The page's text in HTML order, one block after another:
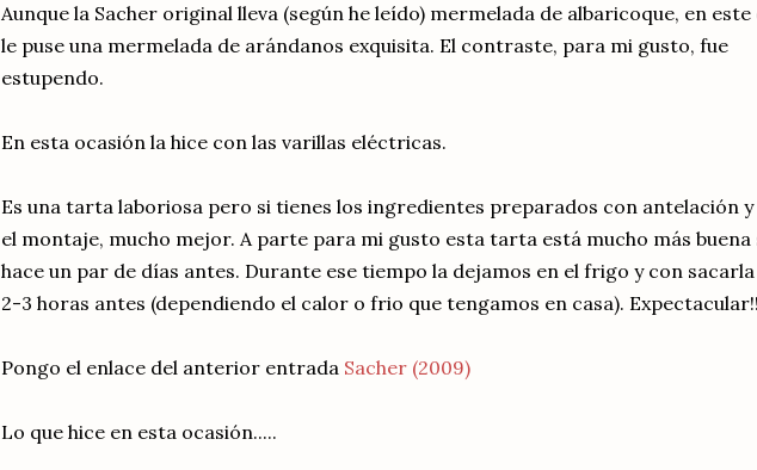
Aunque la Sacher original lleva (según he leído) mermelada de albaricoque, en este
le puse una mermelada de arándanos exquisita. El contraste, para mi gusto, fue
estupendo.
En esta ocasión la hice con las varillas eléctricas.
Es una tarta laboriosa pero si tienes los ingredientes preparados con antelación y
el montaje, mucho mejor. A parte para mi gusto esta tarta está mucho más buena
hace un par de días antes. Durante ese tiempo la dejamos en el frigo y con sacarla
2-3 horas antes (dependiendo el calor o frio que tengamos en casa). Expectacular!!
Pongo el enlace del anterior entrada Sacher (2009)
Lo que hice en esta ocasión.....